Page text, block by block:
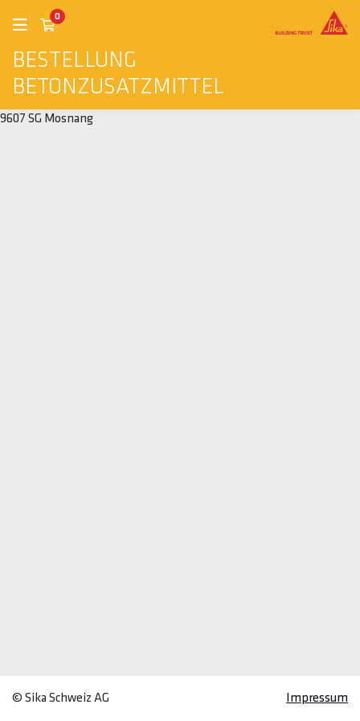
BESTELLUNG
BETONZUSATZMITTEL
0
9607 SG Mosnang
© Sika Schweiz AG Impressum